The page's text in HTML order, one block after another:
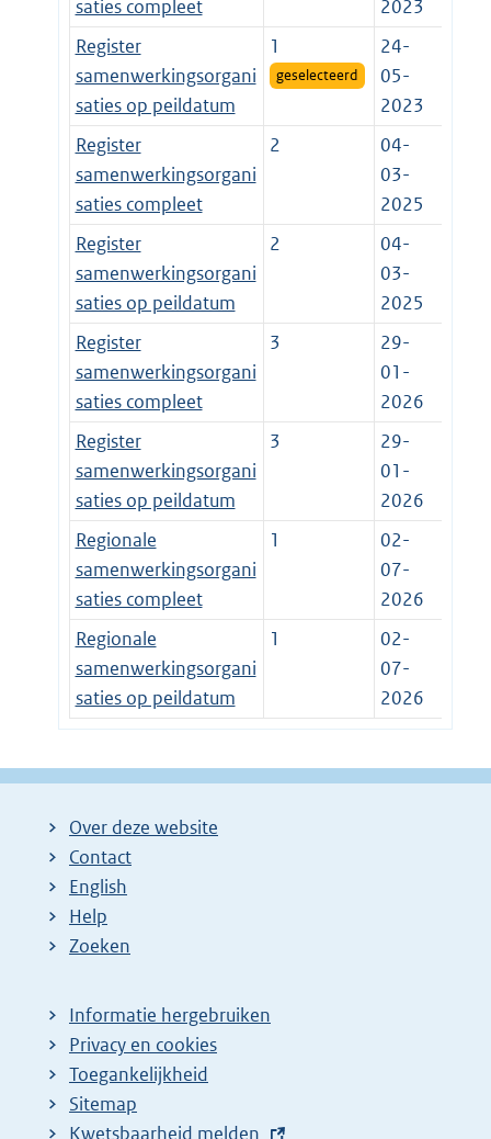
saties compleet
2023
Register
samenwerkingsorgani
saties op peildatum
1
geselecteerd
24-
05-
2023
Register
samenwerkingsorgani
saties compleet
2
04-
03-
2025
Register
samenwerkingsorgani
saties op peildatum
2
04-
03-
2025
Register
samenwerkingsorgani
saties compleet
3
29-
01-
2026
Register
samenwerkingsorgani
saties op peildatum
3
29-
01-
2026
Regionale
samenwerkingsorgani
saties compleet
1
02-
07-
2026
Regionale
samenwerkingsorgani
saties op peildatum
1
02-
07-
2026
Over deze website
Contact
English
Help
Zoeken
Informatie hergebruiken
Privacy en cookies
Toegankelijkheid
Sitemap
E
Kwetsbaarheid melden